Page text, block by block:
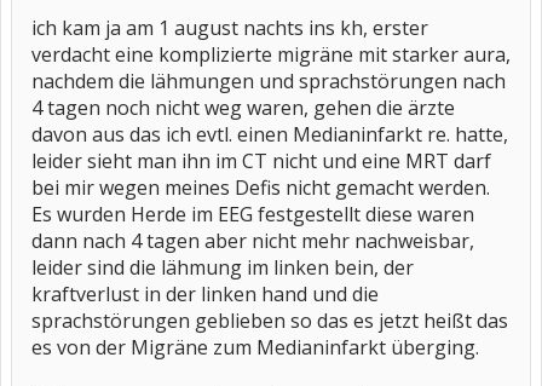
ich kam ja am 1 august nachts ins kh, erster
verdacht eine komplizierte migräne mit starker aura,
nachdem die lähmungen und sprachstörungen nach
4 tagen noch nicht weg waren, gehen die ärzte
davon aus das ich evtl. einen Medianinfarkt re. hatte,
leider sieht man ihn im CT nicht und eine MRT darf
bei mir wegen meines Defis nicht gemacht werden.
Es wurden Herde im EEG festgestellt diese waren
dann nach 4 tagen aber nicht mehr nachweisbar,
leider sind die lähmung im linken bein, der
kraftverlust in der linken hand und die
sprachstörungen geblieben so das es jetzt heißt das
es von der Migräne zum Medianinfarkt überging.